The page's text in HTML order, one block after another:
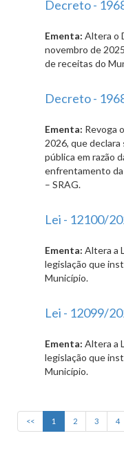
Decreto -
Ementa: Altera o
novembro de
de receitas do
Decreto -
Ementa: Revoga
2026, que
pública em razão
enfrentamento
– SRAG.
Lei - 12100/
Ementa: Altera a
legislação que
Município.
Lei - 12099/
Ementa: Altera a
legislação que
Município.
<< 1 2 3 4